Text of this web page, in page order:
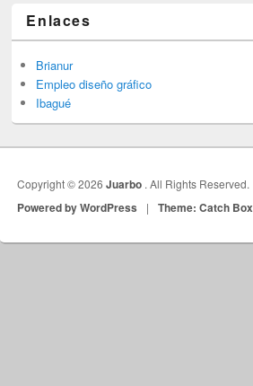
Enlaces
Brianur
Empleo diseño gráfico
Ibagué
Copyright © 2026Juarbo . All Rights Reserved.
Powered by WordPress | Theme: Catch Box